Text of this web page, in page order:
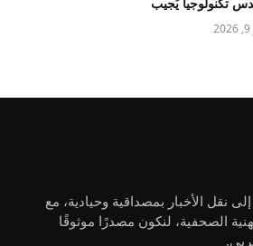
الأخبار بمصداقية وحيادية، مع
الصحفية، لنكون مصدرًا موثوقًا